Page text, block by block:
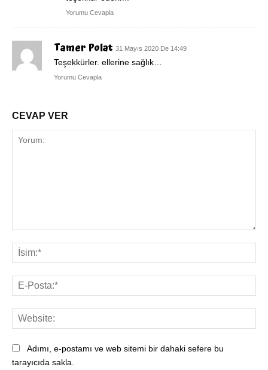
Yorumu Cevapla
Tamer Polat 31 Mayıs 2020 De 14:49
Teşekkürler. ellerine sağlık…
Yorumu Cevapla
CEVAP VER
Adımı, e-postamı ve web sitemi bir dahaki sefere bu
tarayıcıda sakla.